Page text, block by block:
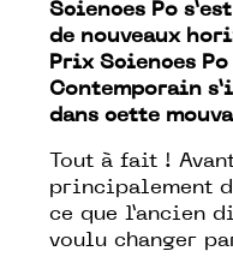
Sciences Po
de nouveaux
Prix Sciences Po
Contemporain
dans cette
Tout à fait !
principalement
ce que l’ancien
voulu changer